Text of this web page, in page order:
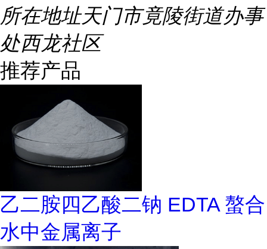
所在地址天门市竟陵街道办事
处西龙社区
推荐产品
乙二胺四乙酸二钠 EDTA 螯合
水中金属离子